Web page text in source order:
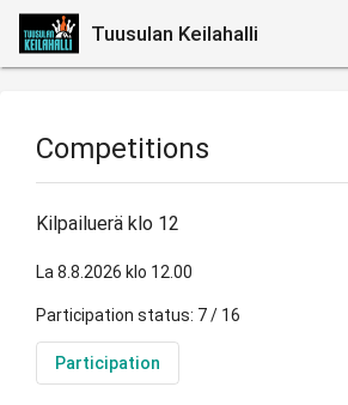
Tuusulan Keilahalli
Competitions
Kilpailuerä klo 12
La 8.8.2026 klo 12.00
Participation status: 7 / 16
Participation